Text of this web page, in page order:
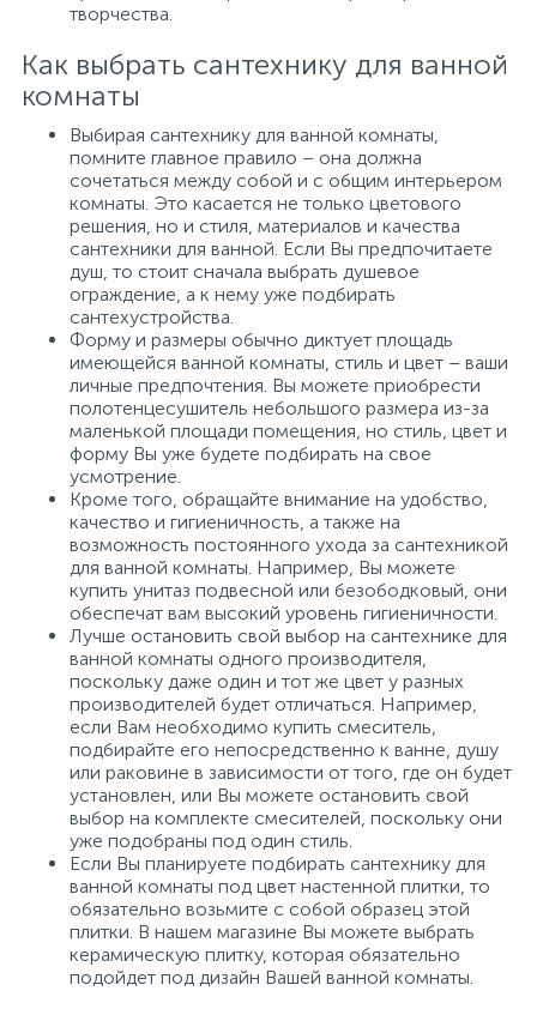
творчества.
Как выбрать сантехнику для ванной
комнаты
Выбирая сантехнику для ванной комнаты,
помните главное правило – она должна
сочетаться между собой и с общим интерьером
комнаты. Это касается не только цветового
решения, но и стиля, материалов и качества
сантехники для ванной. Если Вы предпочитаете
душ, то стоит сначала выбрать душевое
ограждение, а к нему уже подбирать
сантехустройства.
Форму и размеры обычно диктует площадь
имеющейся ванной комнаты, стиль и цвет – ваши
личные предпочтения. Вы можете приобрести
полотенцесушитель небольшого размера из-за
маленькой площади помещения, но стиль, цвет и
форму Вы уже будете подбирать на свое
усмотрение.
Кроме того, обращайте внимание на удобство,
качество и гигиеничность, а также на
возможность постоянного ухода за сантехникой
для ванной комнаты. Например, Вы можете
купить унитаз подвесной или безободковый, они
обеспечат вам высокий уровень гигиеничности.
Лучше остановить свой выбор на сантехнике для
ванной комнаты одного производителя,
поскольку даже один и тот же цвет у разных
производителей будет отличаться. Например,
если Вам необходимо купить смеситель,
подбирайте его непосредственно к ванне, душу
или раковине в зависимости от того, где он будет
установлен, или Вы можете остановить свой
выбор на комплекте смесителей, поскольку они
уже подобраны под один стиль.
Если Вы планируете подбирать сантехнику для
ванной комнаты под цвет настенной плитки, то
обязательно возьмите с собой образец этой
плитки. В нашем магазине Вы можете выбрать
керамическую плитку, которая обязательно
подойдет под дизайн Вашей ванной комнаты.